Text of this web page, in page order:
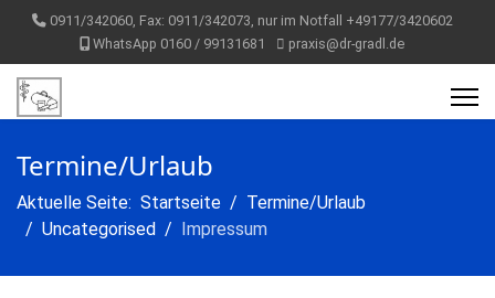
0911/342060, Fax: 0911/342073, nur im Notfall +49177/3420602
WhatsApp 0160 / 99131681
praxis@dr-gradl.de
Termine/Urlaub
Aktuelle Seite: Startseite
Termine/Urlaub
Uncategorised
Impressum